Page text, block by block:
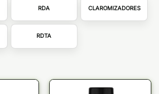
RDA CLAROMIZADORES
RDTA